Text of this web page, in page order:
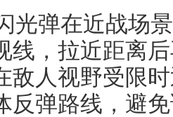
光弹在近战场
线，拉近距离
敌人视野受限
反弹路线，避